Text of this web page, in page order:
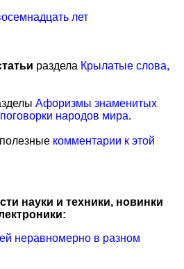
лет
раздела Крылатые слова,
Афоризмы знаменитых
народов мира.
полезные комментарии к этой
науки и техники, новинки
неравномерно в разном